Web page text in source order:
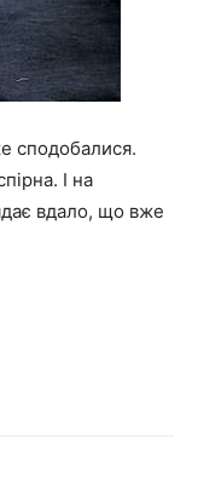
сподобалися.
І на
вдало, що вже